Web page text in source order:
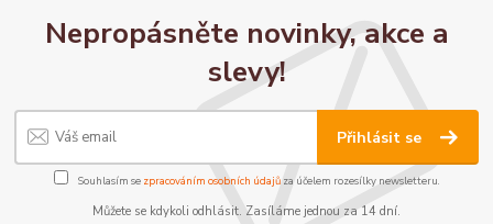
Nepropásněte novinky, akce a
slevy!
Přihlásit se
Souhlasím se zpracováním osobních údajůza účelem rozesílky newsletteru.
Můžete se kdykoli odhlásit. Zasíláme jednou za 14 dní.